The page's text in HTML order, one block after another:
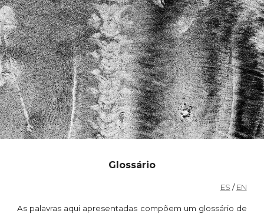
Glossário
ES /EN
As palavras aqui apresentadas compõem um glossário de